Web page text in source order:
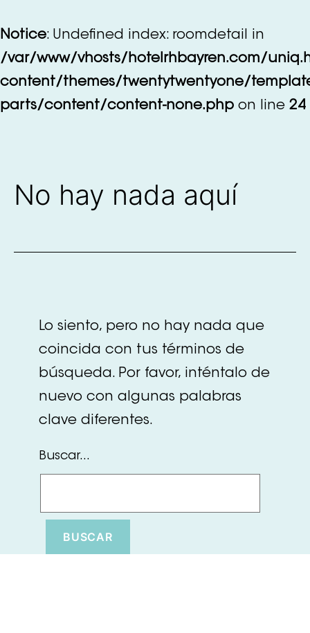
al
contenido
Notice: Undefined index: roomdetail in
/var/www/vhosts/hotelrhbayren.com/
content/themes/twentytwentyone/
parts/content/content-none.php on line 24
No hay nada aquí
Lo siento, pero no hay nada que
coincida con tus términos de
búsqueda. Por favor, inténtalo de
nuevo con algunas palabras
clave diferentes.
Buscar...